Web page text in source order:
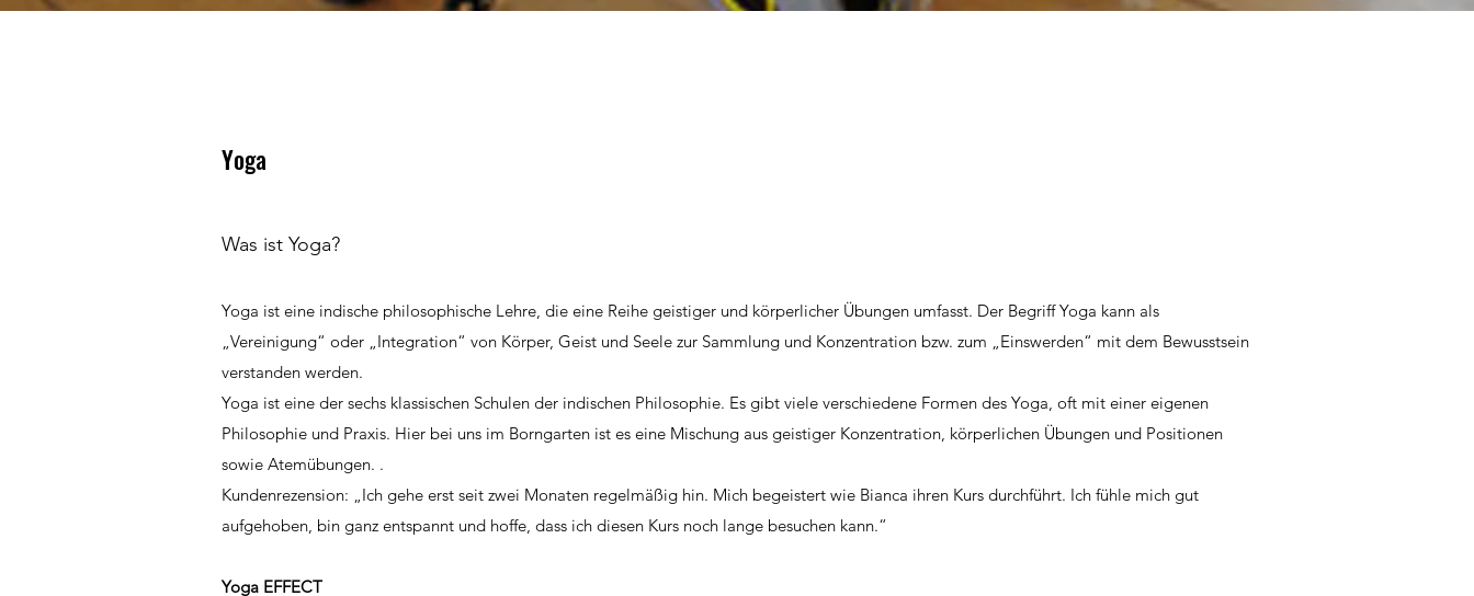
Yoga
Was ist Yoga?
Yoga ist eine indische philosophische Lehre, die eine Reihe geistiger und körperlicher Übungen umfasst. Der Begriff Yoga kann als
„Vereinigung“ oder „Integration“ von Körper, Geist und Seele zur Sammlung und Konzentration bzw. zum „Einswerden“ mit dem Bewusstsein
verstanden werden.
Yoga ist eine der sechs klassischen Schulen der indischen Philosophie. Es gibt viele verschiedene Formen des Yoga, oft mit einer eigenen
Philosophie und Praxis. Hier bei uns im Borngarten ist es eine Mischung aus geistiger Konzentration, körperlichen Übungen und Positionen
sowie Atemübungen. .
Kundenrezension: „Ich gehe erst seit zwei Monaten regelmäßig hin. Mich begeistert wie Bianca ihren Kurs durchführt. Ich fühle mich gut
aufgehoben, bin ganz entspannt und hoffe, dass ich diesen Kurs noch lange besuchen kann.“
Yoga EFFECT